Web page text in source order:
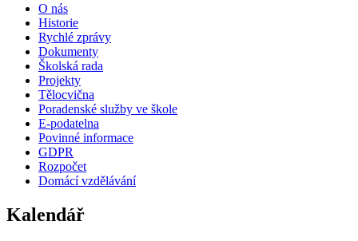
O nás
Historie
Rychlé zprávy
Dokumenty
Školská rada
Projekty
Tělocvična
Poradenské služby ve škole
E-podatelna
Povinné informace
GDPR
Rozpočet
Domácí vzdělávání
Kalendář